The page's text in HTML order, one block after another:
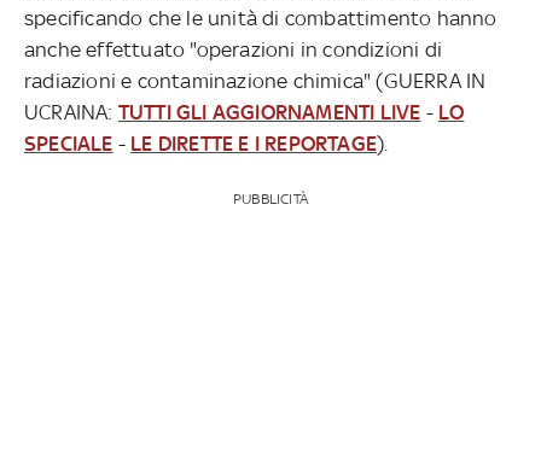
specificando che le unità di combattimento hanno
anche effettuato "operazioni in condizioni di
radiazioni e contaminazione chimica" (GUERRA IN
UCRAINA: TUTTI GLI AGGIORNAMENTI LIVE - LO
SPECIALE - LE DIRETTE E I REPORTAGE).
PUBBLICITÀ